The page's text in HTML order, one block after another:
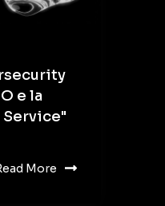
e la
Service"
More